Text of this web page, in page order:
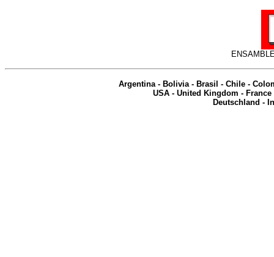
Argentina- Bolivia- Brasil - Chile-
USA- United Kingdom - France
Deutschland -